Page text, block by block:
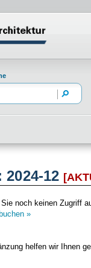
2024-12
Sie noch keinen Zugriff
»
helfen wir Ihnen